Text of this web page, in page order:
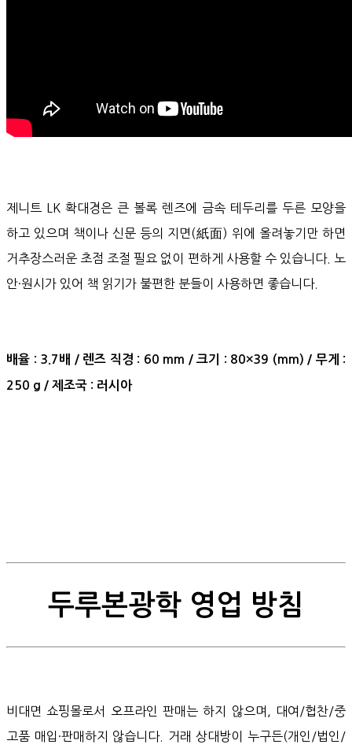
제니트 LK 확대경은 큰 볼록 렌즈에 금속 테두리를 두른 모양을
하고 있으며 책이나 신문 등의 지면(紙面) 위에 올려놓기만 하면
거추장스러운 초점 조절 필요 없이 편하게 사용할 수 있습니다. 노
안·원시가 있어 책 읽기가 불편한 분들이 사용하면 좋습니다.
배율 : 3.7배 / 렌즈 직경 : 60 mm / 크기 : 80×39 (mm) / 무게 :
250 g / 제조국 : 러시아
두루본광학 영업 방침
비대면 쇼핑몰로서 오프라인 판매는 하지 않으며, 대여/협찬/중
고품 매입·판매하지 않습니다. 거래 상대방이 누구든(개인/법인/